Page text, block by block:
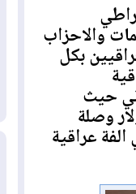
والاحزاب
بكل
حيث
وصلة
عراقية